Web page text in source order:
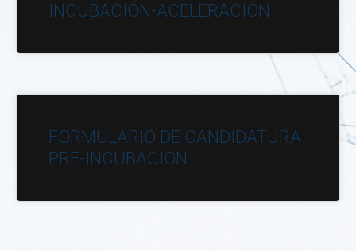
INCUBACIÓN-ACELERACIÓN
FORMULARIO DE CANDIDATURA
PRE-INCUBACIÓN